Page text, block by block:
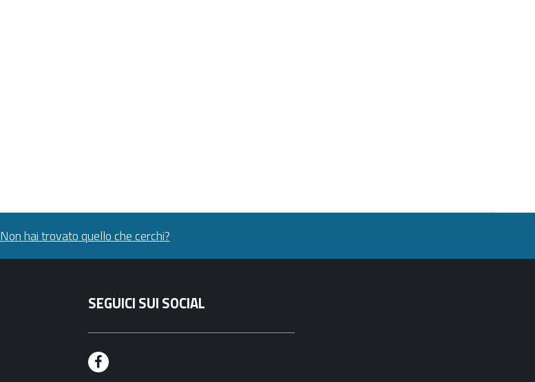
Non hai trovato quello che cerchi?
SEGUICI SUI SOCIAL
F